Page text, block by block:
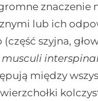
znaczenie
lub ich
szyjna,
musculi
między